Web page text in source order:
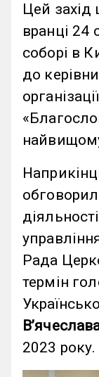
Цей захід
вранці 24
соборі в
до
Рада
термін
2023 року.